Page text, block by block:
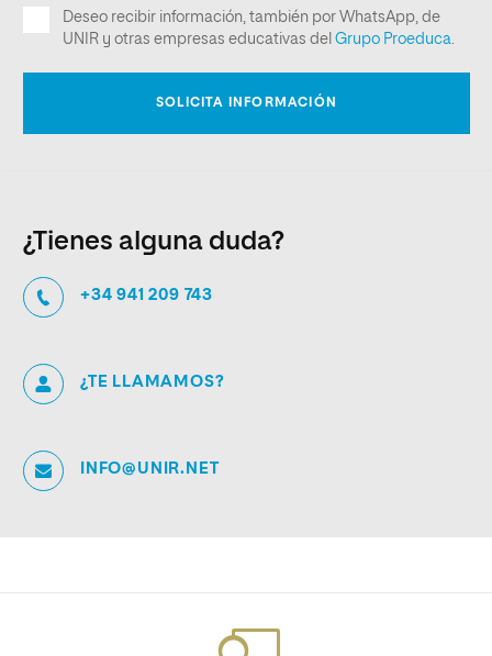
¿Tienes alguna duda?
+34 941 209 743
¿TE LLAMAMOS?
INFO@UNIR.NET